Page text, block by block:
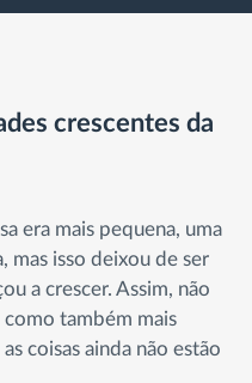
crescentes da
era mais pequena, uma
mas isso deixou de ser
a crescer. Assim, não
também mais
coisas ainda não estão